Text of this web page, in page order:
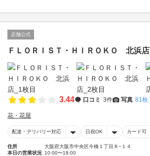
店舗公式
ＦＬＯＲＩＳＴ・ＨＩＲＯＫＯ 北浜店
3.44 口コミ 3件 写真 81枚
花・花屋
配達・デリバリー対応 日祝OK カード可
住所
大阪府大阪市中央区今橋１丁目８−１４
本日の営業状況 10:00〜18:00